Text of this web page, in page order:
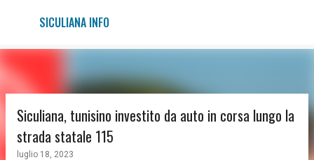
Passa ai contenuti principali
SICULIANA INFO
Siculiana, tunisino investito da auto in corsa lungo la
strada statale 115
luglio 18, 2023